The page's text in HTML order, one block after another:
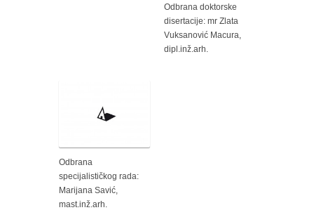
Odbrana doktorske
disertacije: mr Zlata
Vuksanović Macura,
dipl.inž.arh.
Odbrana
specijalističkog rada:
Marijana Savić,
mast.inž.arh.